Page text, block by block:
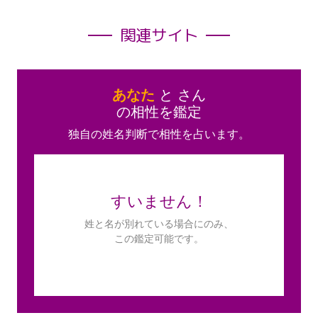
関連サイト
あなた と さん
の相性を鑑定
独自の姓名判断で相性を占います。
すいません！
姓と名が別れている場合にのみ、
この鑑定可能です。